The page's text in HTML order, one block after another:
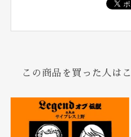
この商品を買った人は